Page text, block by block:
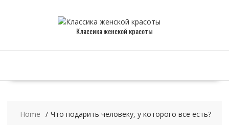
Классика женской красоты
Home Что подарить человеку, у которого все есть?